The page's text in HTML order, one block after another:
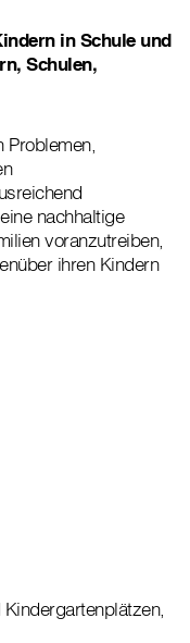
in Schule und
Schulen,
nachhaltige
voranzutreiben,
ihren Kindern